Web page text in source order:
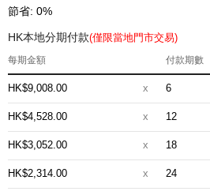
節省: 0%
HK本地分期付款(僅限當地門市交易)
每期金額 付款期數
HK$9,008.00 x 6
HK$4,528.00 x 12
HK$3,052.00 x 18
HK$2,314.00 x 24